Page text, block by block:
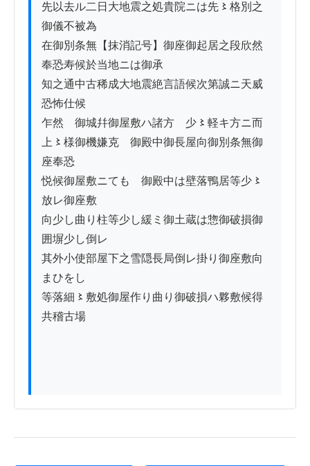
先以去ル二日大地震之処貴院ニは先〻格別之
御儀不被為
在御別条無【抹消記号】御座御起居之段欣然
奉恐寿候於当地ニは御承
知之通中古稀成大地震絶言語候次第誠ニ天威
恐怖仕候
乍然　御城幷御屋敷ハ諸方ゟ少〻軽キ方ニ而
上〻様御機嫌克　御殿中御長屋向御別条無御
座奉恐
悦候御屋敷ニても　御殿中は壁落鴨居等少〻
放レ御座敷
向少し曲り柱等少し緩ミ御土蔵は惣御破損御
囲塀少し倒レ
其外小使部屋下之雪隠長局倒レ掛り御座敷向
まひをし
等落細〻敷処御屋作り曲り御破損ハ夥敷候得
共稽古場